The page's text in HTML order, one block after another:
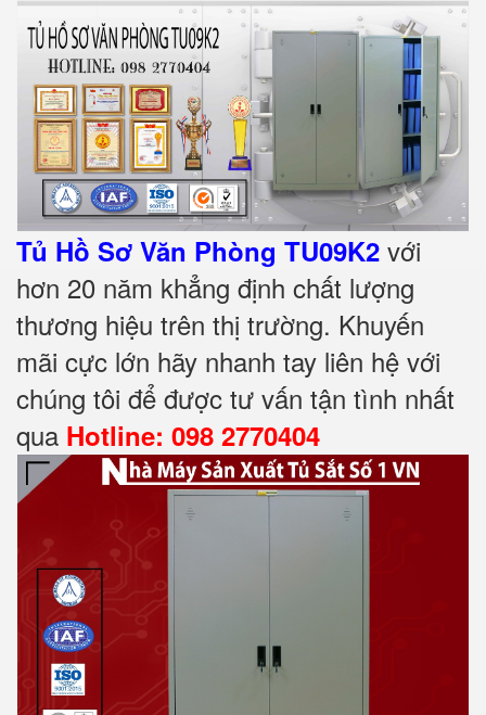
Tủ Hồ Sơ Văn Phòng TU09K2 với
hơn 20 năm khẳng định chất lượng
thương hiệu trên thị trường. Khuyến
mãi cực lớn hãy nhanh tay liên hệ với
chúng tôi để được tư vấn tận tình nhất
qua Hotline: 098 2770404